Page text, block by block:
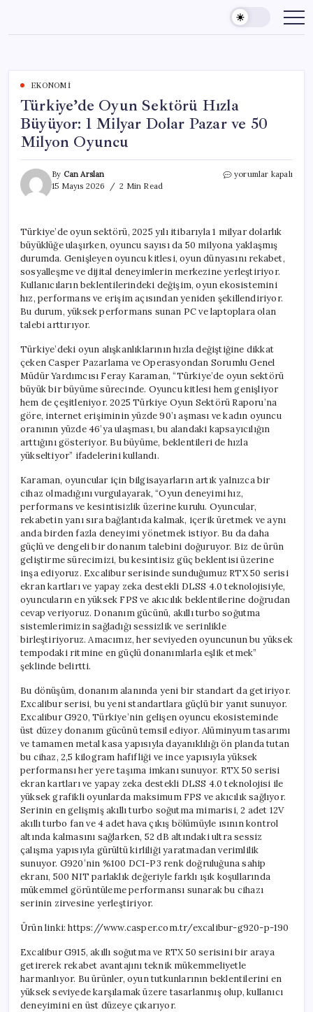
content
EKONOMI
Türkiye’de Oyun Sektörü Hızla
Büyüyor: 1 Milyar Dolar Pazar ve 50
Milyon Oyuncu
By Can Arslan
15 Mayıs 2026
2 Min Read
Türkiye’de
1
Milyar
Dolar
Pazar
ve
50
Milyon
Oyuncu
yorumlar kapalı
Türkiye’de oyun sektörü, 2025 yılı itibarıyla 1 milyar dolarlık
büyüklüğe ulaşırken, oyuncu sayısı da 50 milyona yaklaşmış
durumda. Genişleyen oyuncu kitlesi, oyun dünyasını rekabet,
sosyalleşme ve dijital deneyimlerin merkezine yerleştiriyor.
Kullanıcıların beklentilerindeki değişim, oyun ekosistemini
hız, performans ve erişim açısından yeniden şekillendiriyor.
Bu durum, yüksek performans sunan PC ve laptoplara olan
talebi arttırıyor.
Türkiye’deki oyun alışkanlıklarının hızla değiştiğine dikkat
çeken Casper Pazarlama ve Operasyondan Sorumlu Genel
Müdür Yardımcısı Feray Karaman, “Türkiye’de oyun sektörü
büyük bir büyüme sürecinde. Oyuncu kitlesi hem genişliyor
hem de çeşitleniyor. 2025 Türkiye Oyun Sektörü Raporu’na
göre, internet erişiminin yüzde 90’ı aşması ve kadın oyuncu
oranının yüzde 46’ya ulaşması, bu alandaki kapsayıcılığın
arttığını gösteriyor. Bu büyüme, beklentileri de hızla
yükseltiyor” ifadelerini kullandı.
Karaman, oyuncular için bilgisayarların artık yalnızca bir
cihaz olmadığını vurgulayarak, “Oyun deneyimi hız,
performans ve kesintisizlik üzerine kurulu. Oyuncular,
rekabetin yanı sıra bağlantıda kalmak, içerik üretmek ve aynı
anda birden fazla deneyimi yönetmek istiyor. Bu da daha
güçlü ve dengeli bir donanım talebini doğuruyor. Biz de ürün
geliştirme sürecimizi, bu kesintisiz güç beklentisi üzerine
inşa ediyoruz. Excalibur serisinde sunduğumuz RTX 50 serisi
ekran kartları ve yapay zeka destekli DLSS 4.0 teknolojisiyle,
oyuncuların en yüksek FPS ve akıcılık beklentilerine doğrudan
cevap veriyoruz. Donanım gücünü, akıllı turbo soğutma
sistemlerimizin sağladığı sessizlik ve serinlikle
birleştiriyoruz. Amacımız, her seviyeden oyuncunun bu yüksek
tempodaki ritmine en güçlü donanımlarla eşlik etmek”
şeklinde belirtti.
Bu dönüşüm, donanım alanında yeni bir standart da getiriyor.
Excalibur serisi, bu yeni standartlara güçlü bir yanıt sunuyor.
Excalibur G920, Türkiye’nin gelişen oyuncu ekosisteminde
üst düzey donanım gücünü temsil ediyor. Alüminyum tasarımı
ve tamamen metal kasa yapısıyla dayanıklılığı ön planda tutan
bu cihaz, 2,5 kilogram hafifliği ve ince yapısıyla yüksek
performansı her yere taşıma imkanı sunuyor. RTX 50 serisi
ekran kartları ve yapay zeka destekli DLSS 4.0 teknolojisi ile
yüksek grafikli oyunlarda maksimum FPS ve akıcılık sağlıyor.
Serinin en gelişmiş akıllı turbo soğutma mimarisi, 2 adet 12V
akıllı turbo fan ve 4 adet hava çıkış bölümüyle ısının kontrol
altında kalmasını sağlarken, 52 dB altındaki ultra sessiz
çalışma yapısıyla gürültü kirliliği yaratmadan verimlilik
sunuyor. G920’nin %100 DCI-P3 renk doğruluğuna sahip
ekranı, 500 NIT parlaklık değeriyle farklı ışık koşullarında
mükemmel görüntüleme performansı sunarak bu cihazı
serinin zirvesine yerleştiriyor.
Ürün linki: https://www.casper.com.tr/excalibur-g920-p-190
Excalibur G915, akıllı soğutma ve RTX 50 serisini bir araya
getirerek rekabet avantajını teknik mükemmeliyetle
harmanlıyor. Bu ürünler, oyun tutkunlarının beklentilerini en
yüksek seviyede karşılamak üzere tasarlanmış olup, kullanıcı
deneyimini en üst düzeye çıkarıyor.